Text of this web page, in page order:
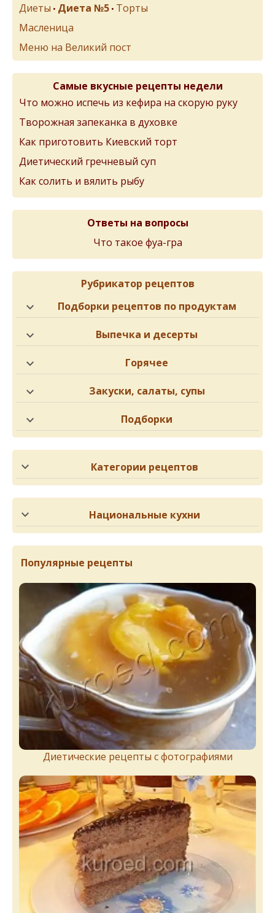
Диеты • Диета №5 • Торты
Масленица
Меню на Великий пост
Самые вкусные рецепты недели
Что можно испечь из кефира на скорую руку
Творожная запеканка в духовке
Как приготовить Киевский торт
Диетический гречневый суп
Как солить и вялить рыбу
Ответы на вопросы
Что такое фуа-гра
Рубрикатор рецептов
Подборки рецептов по продуктам
Выпечка и десерты
Горячее
Закуски, салаты, супы
Подборки
Категории рецептов
Национальные кухни
Популярные рецепты
Диетические рецепты с фотографиями